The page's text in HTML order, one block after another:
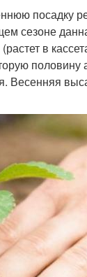
посадку
сезоне
в
половину
Весенняя